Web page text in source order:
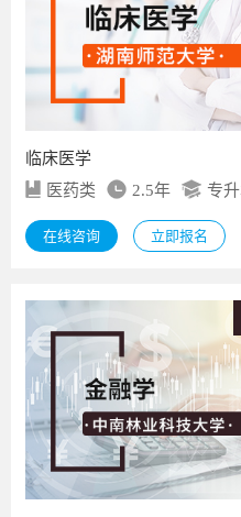
临床医学
医药类
2.5年 专
在线咨询 立即报名